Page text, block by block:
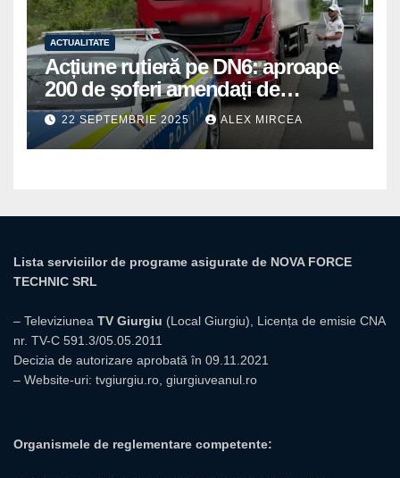
ACTUALITATE
Acțiune rutieră pe DN6: aproape
200 de șoferi amendați de
polițiștii din Mihăilești
22 SEPTEMBRIE 2025 ALEX MIRCEA
Lista serviciilor de programe asigurate de NOVA FORCE
TECHNIC SRL
– Televiziunea TV Giurgiu (Local Giurgiu), Licența de emisie CNA
nr. TV-C 591.3/05.05.2011
Decizia de autorizare aprobată în 09.11.2021
– Website-uri: tvgiurgiu.ro giurgiuveanul.ro
Organismele de reglementare competente: